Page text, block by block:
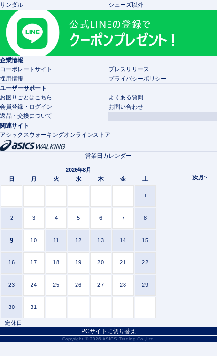
サンダル
シューズ以外
企業情報
コーポレートサイト
プレスリリース
採用情報
プライバシーポリシー
ユーザーサポート
お困りごとはこちら
よくある質問
会員登録・ログイン
お問い合わせ
返品・交換について
関連サイト
アシックスウォーキングオンラインストア
次月 >
営業日カレンダー
2026年8月
日 月 火 水 木 金 土
1
2 3 4 5 6 7 8
9 10 11 12 13 14 15
16 17 18 19 20 21 22
23 24 25 26 27 28 29
30 31
定休日
PCサイトに切り替え
Copyright © 2026 ASICS Trading Co.,Ltd.